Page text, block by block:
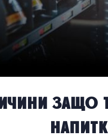
защо